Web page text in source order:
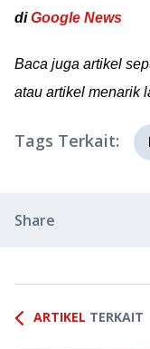
diGoogle News
Baca juga artikel
atau artikel menarik
Tags Terkait:
Share
ARTIKEL TERKAIT